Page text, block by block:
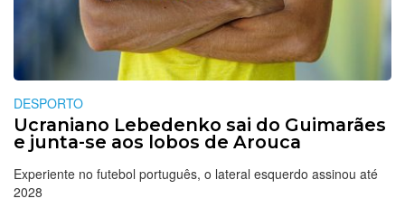
DESPORTO
Ucraniano Lebedenko sai do Guimarães
e junta-se aos lobos de Arouca
Experiente no futebol português, o lateral esquerdo assinou até
2028